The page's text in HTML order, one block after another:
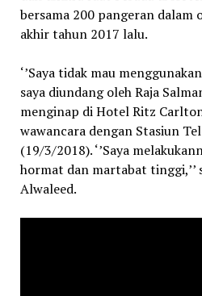
bersama 200 pangeran dalam
akhir tahun 2017 lalu.
‘’Saya tidak mau
saya diundang oleh Raja
menginap di Hotel Ritz
wawancara dengan Stasiun
(19/3/2018). ‘’Saya
hormat dan martabat tinggi,’’
Alwaleed.